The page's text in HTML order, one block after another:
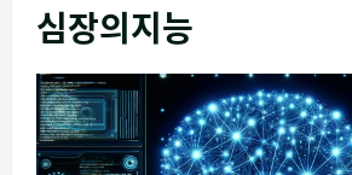
심장의지능